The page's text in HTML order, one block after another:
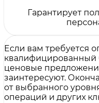
Гарантирует
Если вам требуется
квалифицированный
ценовые
заинтересуют.
от выбранного
операций и других